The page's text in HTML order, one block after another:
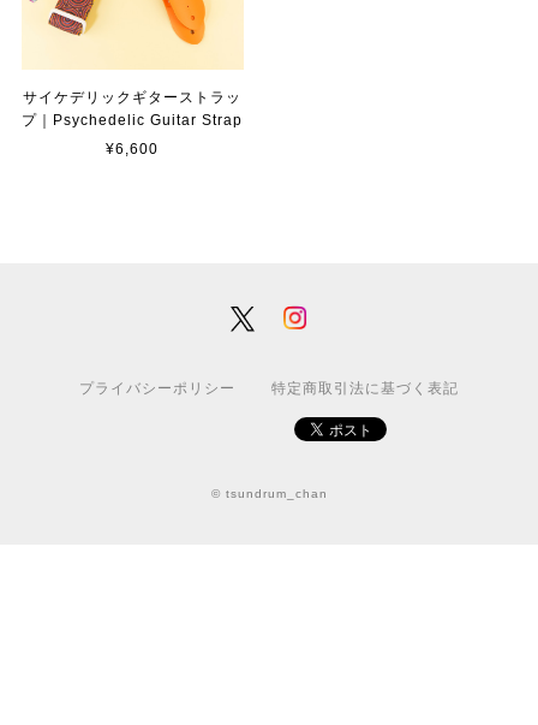
サイケデリックギターストラッ
プ｜Psychedelic Guitar Strap
¥6,600
プライバシーポリシー 特定商取引法に基づく表記
© tsundrum_chan